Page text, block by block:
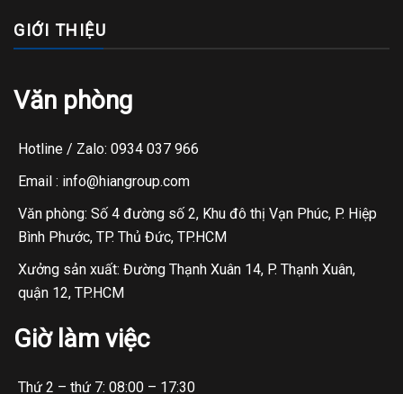
GIỚI THIỆU
Văn phòng
Hotline / Zalo: 0934 037 966
Email : info@hiangroup.com
Văn phòng: Số 4 đường số 2, Khu đô thị Vạn Phúc, P. Hiệp
Bình Phước, TP. Thủ Đức, TP.HCM
Xưởng sản xuất: Đường Thạnh Xuân 14, P. Thạnh Xuân,
quận 12, TP.HCM
Giờ làm việc
Thứ 2 – thứ 7: 08:00 – 17:30